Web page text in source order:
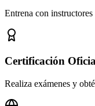
Entrena con
Certificación
Realiza exámenes y